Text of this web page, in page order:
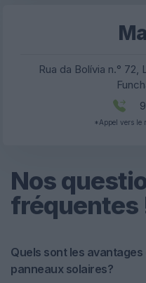
Rua da Bolívia n.°
*Appel vers le
Nos
fréquentes
Quels sont les
panneaux solaires?